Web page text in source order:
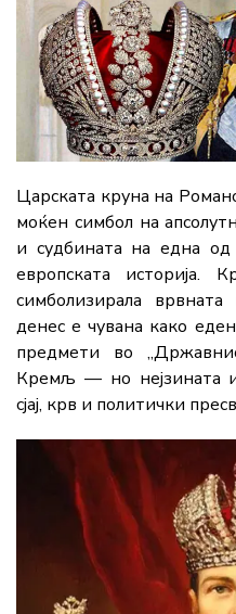
Царската круна на
моќен симбол на
и судбината на една од
европската историја.
симболизирала
денес е чувана како
предмети во
Кремљ — но нејзината
сјај, крв и политички